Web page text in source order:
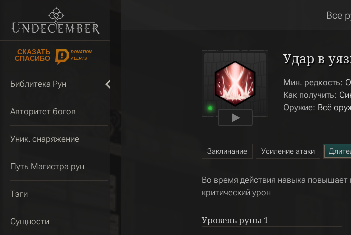
Библитека Рун
Авторитет богов
Уник. снаряжение
Путь Магистра рун
Тэги
Сущности
СКАЗАТЬ
СПАСИБО
DONATION
ALERTS
Все
Удар в
Мин. редкость:
Как получить:
Оружие: Всё
Заклинание Усиление атаки
Во время действия навыка повышает
критический урон
Уровень руны 1